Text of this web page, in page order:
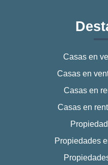
Casas en
Casas en
Casas en
Casas en
Propiedades